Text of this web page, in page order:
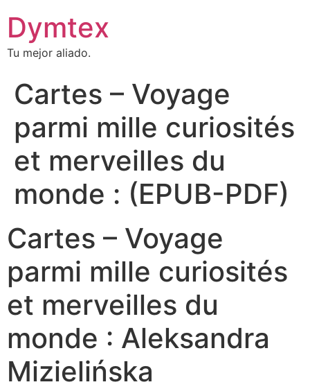
Dymtex
Tu mejor aliado.
Cartes – Voyage
parmi mille curiosités
et merveilles du
monde : (EPUB-PDF)
Cartes – Voyage
parmi mille curiosités
et merveilles du
monde : Aleksandra
Mizielińska